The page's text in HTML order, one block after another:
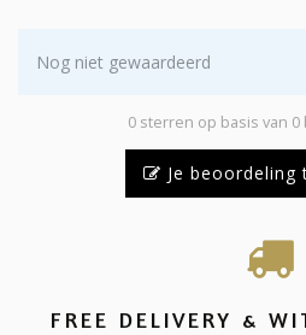
Nog niet gewaardeerd
0 sterren op basis van
Je beoordeling
FREE DELIVERY &